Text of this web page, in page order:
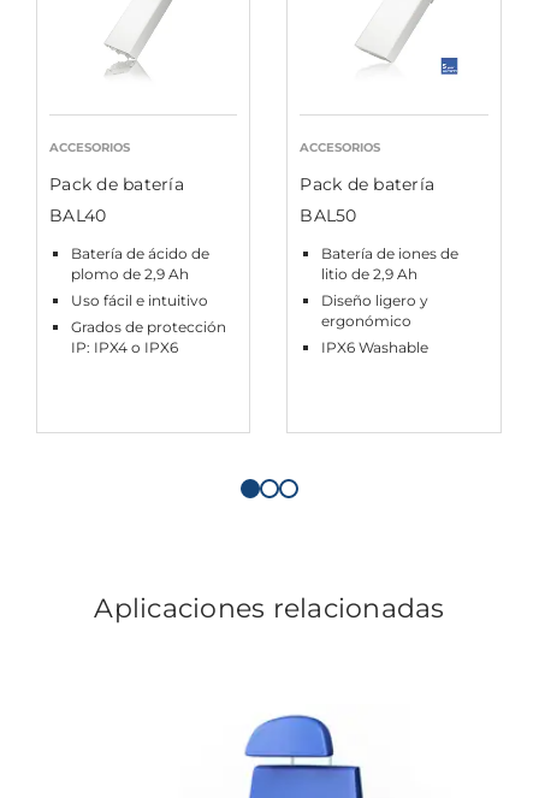
ACCESORIOS
Pack de batería
BAL40
Batería de ácido de
plomo de 2,9 Ah
Uso fácil e intuitivo
Grados de protección
IP: IPX4 o IPX6
ACCESORIOS
Pack de batería
BAL50
Batería de iones de
litio de 2,9 Ah
Diseño ligero y
ergonómico
IPX6 Washable
Aplicaciones relacionadas